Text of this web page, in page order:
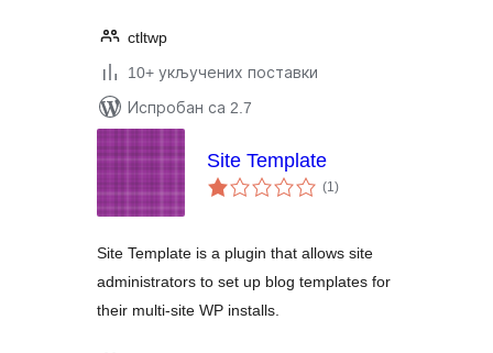
ctltwp
10+ укључених поставки
Испробан са 2.7
Site Template
(1укупних
оцена
)
Site Template is a plugin that allows site
administrators to set up blog templates for
their multi-site WP installs.